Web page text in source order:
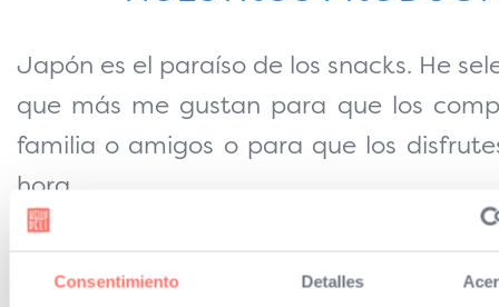
Consentimiento Detalles
Japón es el paraíso de los snacks. He
que más me gustan para que los
familia o amigos o para que los
hora.